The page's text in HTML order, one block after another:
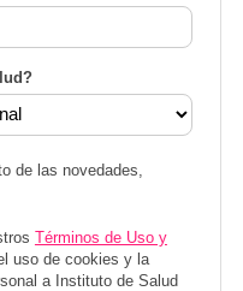
de las novedades,
Términos de Uso y
uso de cookies y la
a Instituto de Salud